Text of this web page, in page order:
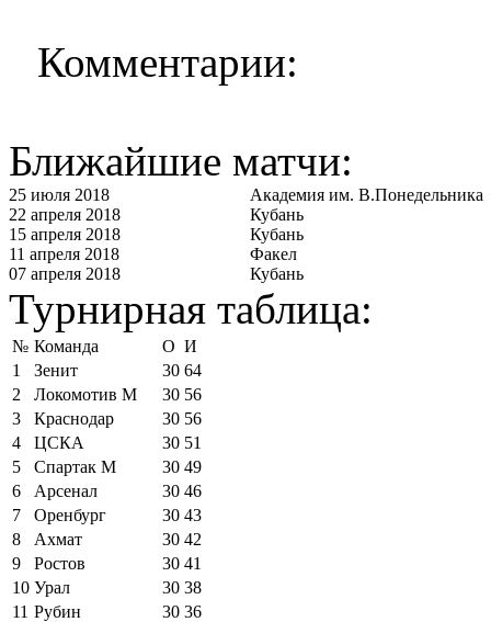
Комментарии:
Ближайшие матчи:
25 июля 2018
Академия им. В.Понедельника
22 апреля 2018
Кубань
15 апреля 2018
Кубань
11 апреля 2018
Факел
07 апреля 2018
Кубань
Турнирная таблица:
№ Команда О И
1
Зенит 30 64
2
Локомотив М 30 56
3
Краснодар 30 56
4
ЦСКА 30 51
5
Спартак М 30 49
6
Арсенал 30 46
7
Оренбург 30 43
8
Ахмат 30 42
9
Ростов 30 41
10 Урал 30 38
11 Рубин 30 36